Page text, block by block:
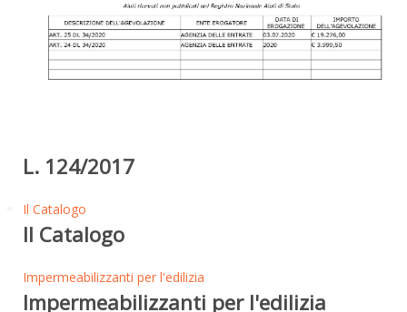
L. 124/2017
Il Catalogo
Il Catalogo
Impermeabilizzanti per l'edilizia
Impermeabilizzanti per l'edilizia